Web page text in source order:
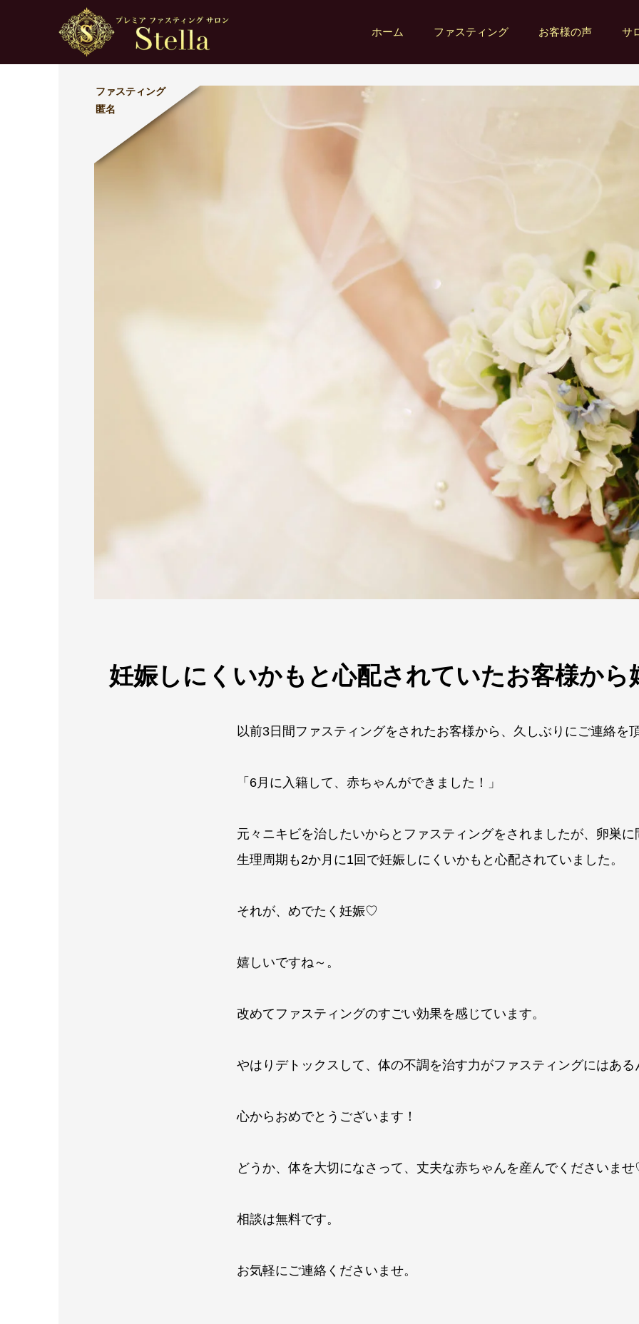
ホーム ファスティング お客様の声 サ
ファスティング
匿名
妊娠しにくいかもと心配されていたお客様から
以前3日間ファスティングをされたお客様から、久しぶりにご連絡を
「6月に入籍して、赤ちゃんができました！」
元々ニキビを治したいからとファスティングをされましたが、卵巣に
生理周期も2か月に1回で妊娠しにくいかもと心配されていました。
それが、めでたく妊娠♡
嬉しいですね～。
改めてファスティングのすごい効果を感じています。
やはりデトックスして、体の不調を治す力がファスティングにはある
心からおめでとうございます！
どうか、体を大切になさって、丈夫な赤ちゃんを産んでくださいま
相談は無料です。
お気軽にご連絡くださいませ。